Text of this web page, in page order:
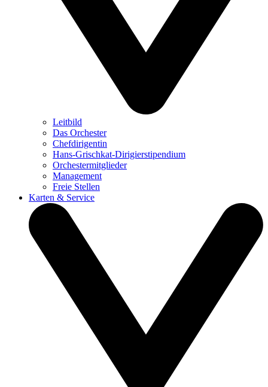
Leitbild
Das Orchester
Chefdirigentin
Hans-Grischkat-Dirigierstipendium
Orchestermitglieder
Management
Freie Stellen
Karten & Service